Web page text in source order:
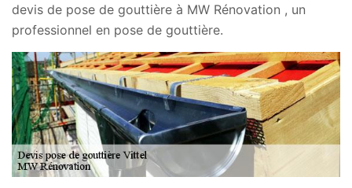
devis de pose de gouttière à MW Rénovation , un
professionnel en pose de gouttière.